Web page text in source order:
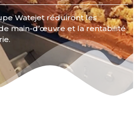
Watejet réduiront les
main-d’œuvre et la rentabilité